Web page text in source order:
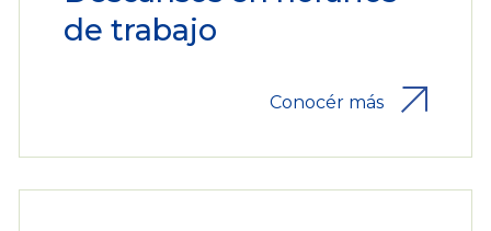
de trabajo
Conocér más